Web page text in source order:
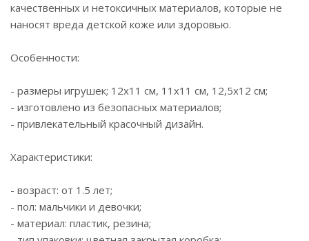
качественных и нетоксичных материалов, которые не
наносят вреда детской коже или здоровью.
Особенности:
- размеры игрушек; 12х11 см, 11х11 см, 12,5х12 см;
- изготовлено из безопасных материалов;
- привлекательный красочный дизайн.
Характеристики:
- возраст: от 1.5 лет;
- пол: мальчики и девочки;
- материал: пластик, резина;